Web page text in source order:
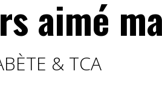
aimé
& TCA